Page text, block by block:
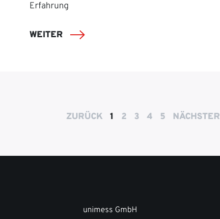
Erfahrung
WEITER
ZURÜCK 1 2 3 4 5 NÄCHSTER
unimess GmbH